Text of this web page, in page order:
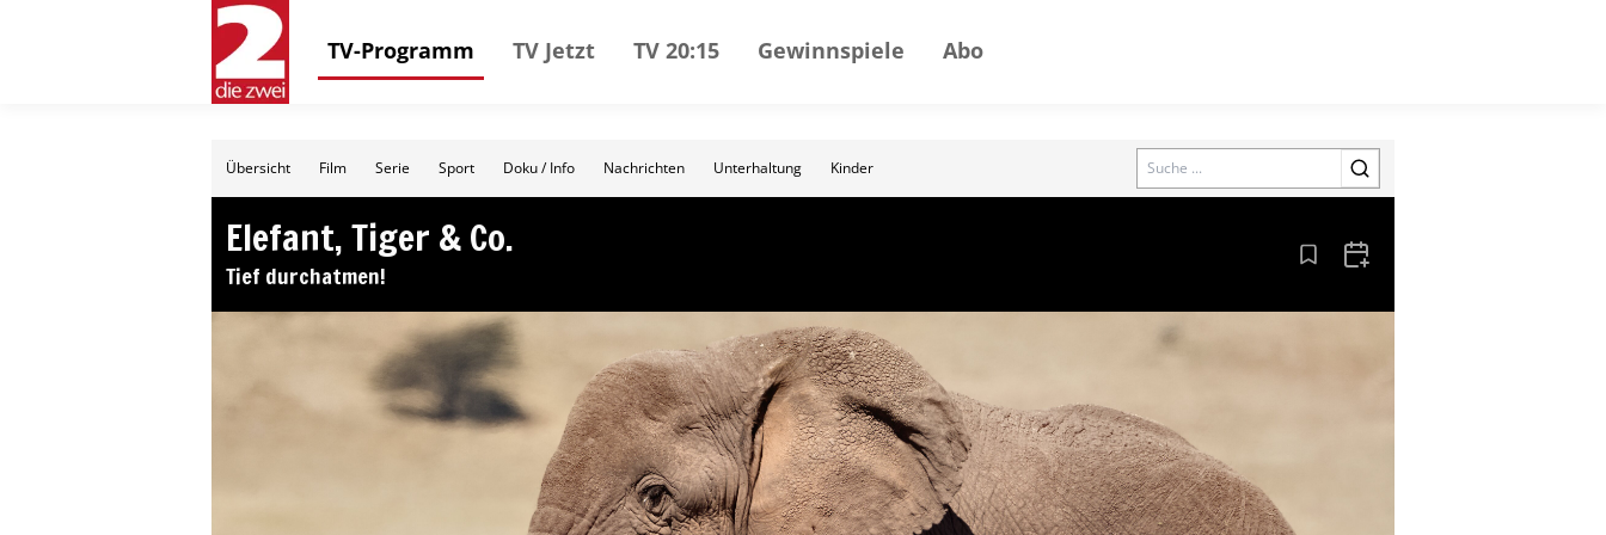
TV-Programm TV Jetzt TV 20:15 Gewinnspiele Abo
Übersicht Film Serie Sport Doku / Info Nachrichten Unterhaltung Kinder Search
Elefant, Tiger & Co.
Tief durchatmen! Aus den Lesezeichen entfernen
Zum Kalender hinzufügen